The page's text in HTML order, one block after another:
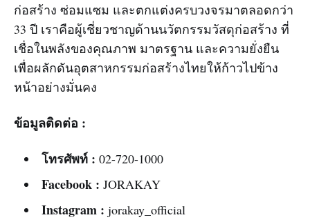
ก่อสร้าง ซ่อมแซม และตกแต่งครบวงจรมาตลอดกว่า
33 ปี เราคือผู้เชี่ยวชาญด้านนวัตกรรมวัสดุก่อสร้าง ที่
เชื่อในพลังของคุณภาพ มาตรฐาน และความยั่งยืน
เพื่อผลักดันอุตสาหกรรมก่อสร้างไทยให้ก้าวไปข้าง
หน้าอย่างมั่นคง
ข้อมูลติดต่อ :
โทรศัพท์ : 02-720-1000
Facebook : JORAKAY
Instagram : jorakay_official